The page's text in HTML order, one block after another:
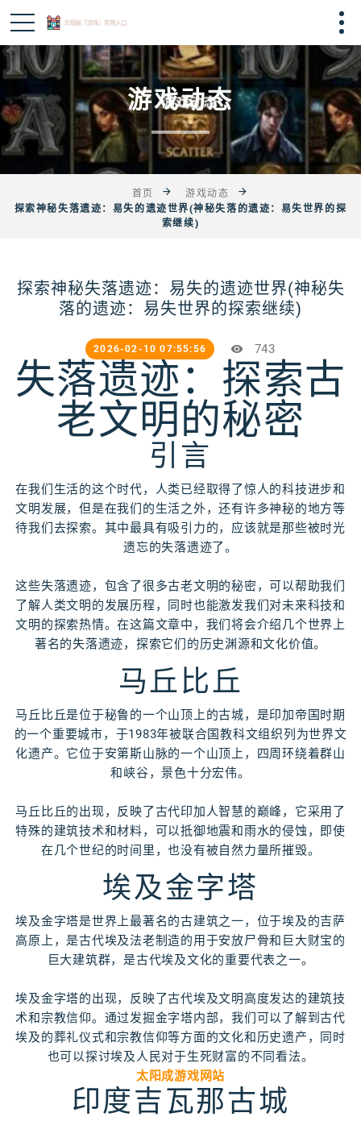
游戏动态
首页
游戏动态
探索神秘失落遗迹：易失的遗迹世界(神秘失落的遗迹：易失世界的探
索继续)
探索神秘失落遗迹：易失的遗迹世界(神秘失
落的遗迹：易失世界的探索继续)
2026-02-10 07:55:56 743
失落遗迹：探索古
老文明的秘密
引言
在我们生活的这个时代，人类已经取得了惊人的科技进步和
文明发展，但是在我们的生活之外，还有许多神秘的地方等
待我们去探索。其中最具有吸引力的，应该就是那些被时光
遗忘的失落遗迹了。
这些失落遗迹，包含了很多古老文明的秘密，可以帮助我们
了解人类文明的发展历程，同时也能激发我们对未来科技和
文明的探索热情。在这篇文章中，我们将会介绍几个世界上
著名的失落遗迹，探索它们的历史渊源和文化价值。
马丘比丘
马丘比丘是位于秘鲁的一个山顶上的古城，是印加帝国时期
的一个重要城市，于1983年被联合国教科文组织列为世界文
化遗产。它位于安第斯山脉的一个山顶上，四周环绕着群山
和峡谷，景色十分宏伟。
马丘比丘的出现，反映了古代印加人智慧的巅峰，它采用了
特殊的建筑技术和材料，可以抵御地震和雨水的侵蚀，即使
在几个世纪的时间里，也没有被自然力量所摧毁。
埃及金字塔
埃及金字塔是世界上最著名的古建筑之一，位于埃及的吉萨
高原上，是古代埃及法老制造的用于安放尸骨和巨大财宝的
巨大建筑群，是古代埃及文化的重要代表之一。
埃及金字塔的出现，反映了古代埃及文明高度发达的建筑技
术和宗教信仰。通过发掘金字塔内部，我们可以了解到古代
埃及的葬礼仪式和宗教信仰等方面的文化和历史遗产，同时
也可以探讨埃及人民对于生死财富的不同看法。
太阳成游戏网站
印度吉瓦那古城